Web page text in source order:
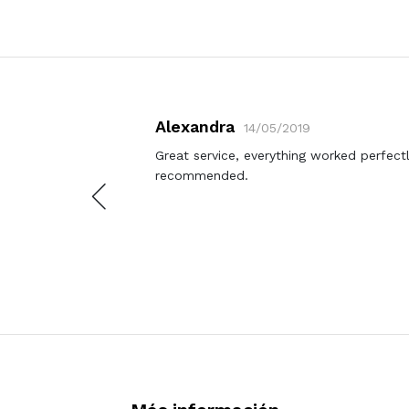
Alexandra
14/05/2019
Great service, everything worked
recommended.